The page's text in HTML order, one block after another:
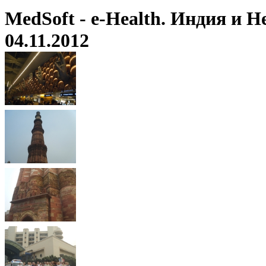
MedSoft - e-Health. Индия и
04.11.2012